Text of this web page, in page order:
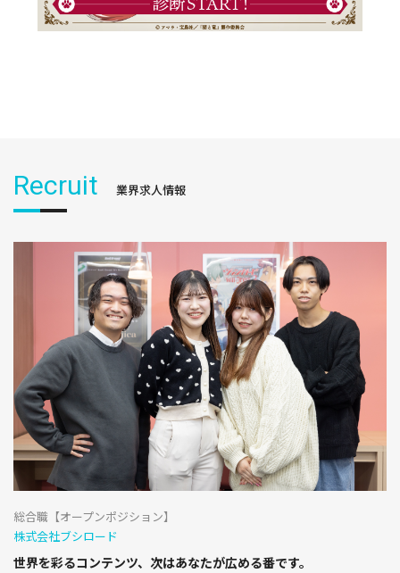
Recruit 業界求人情報
総合職【オープンポジション】
株式会社ブシロード
世界を彩るコンテンツ、次はあなたが広める番です。